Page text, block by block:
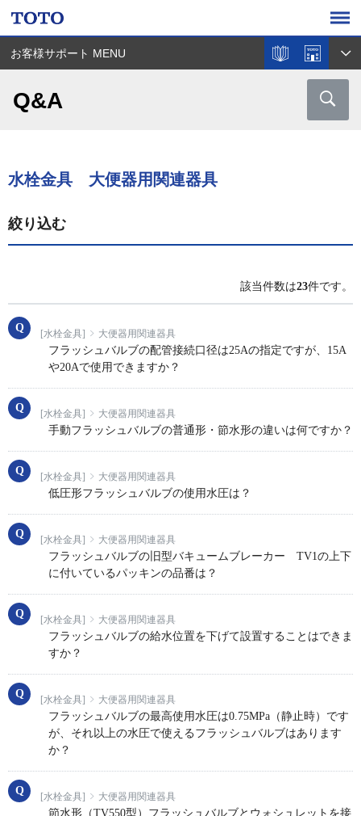
お客様サポート MENU
Q&A
水栓金具 大便器用関連器具
絞り込む
該当件数は23件です。
[水栓金具] 大便器用関連器具
フラッシュバルブの配管接続口径は25Aの指定ですが、15A
や20Aで使用できますか？
[水栓金具] 大便器用関連器具
手動フラッシュバルブの普通形・節水形の違いは何ですか？
[水栓金具] 大便器用関連器具
低圧形フラッシュバルブの使用水圧は？
[水栓金具] 大便器用関連器具
フラッシュバルブの旧型バキュームブレーカー TV1の上下
に付いているパッキンの品番は？
[水栓金具] 大便器用関連器具
フラッシュバルブの給水位置を下げて設置することはできま
すか？
[水栓金具] 大便器用関連器具
フラッシュバルブの最高使用水圧は0.75MPa（静止時）です
が、それ以上の水圧で使えるフラッシュバルブはあります
か？
[水栓金具] 大便器用関連器具
節水形（TV550型）フラッシュバルブとウォシュレットを接